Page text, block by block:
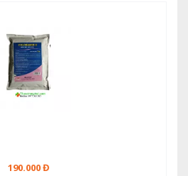
190.000 Đ